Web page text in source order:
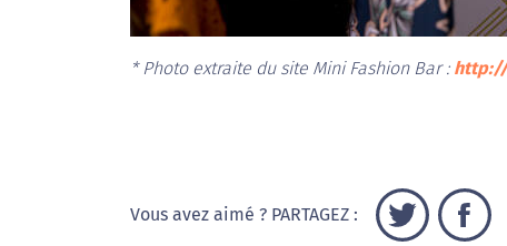
* Photo extraite du site Mini Fashion Bar :
Vous avez aimé ? PARTAGEZ :